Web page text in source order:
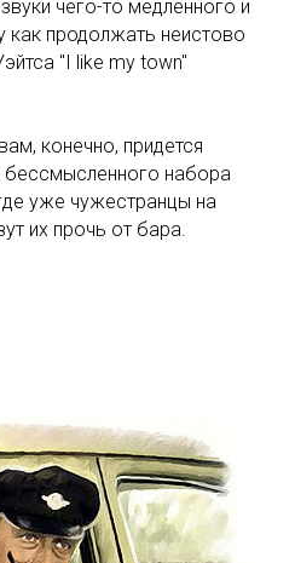
чего-то медленного и
продолжать неистово
"I like my town"
конечно, придется
бессмысленного набора
уже чужестранцы на
их прочь от бара.